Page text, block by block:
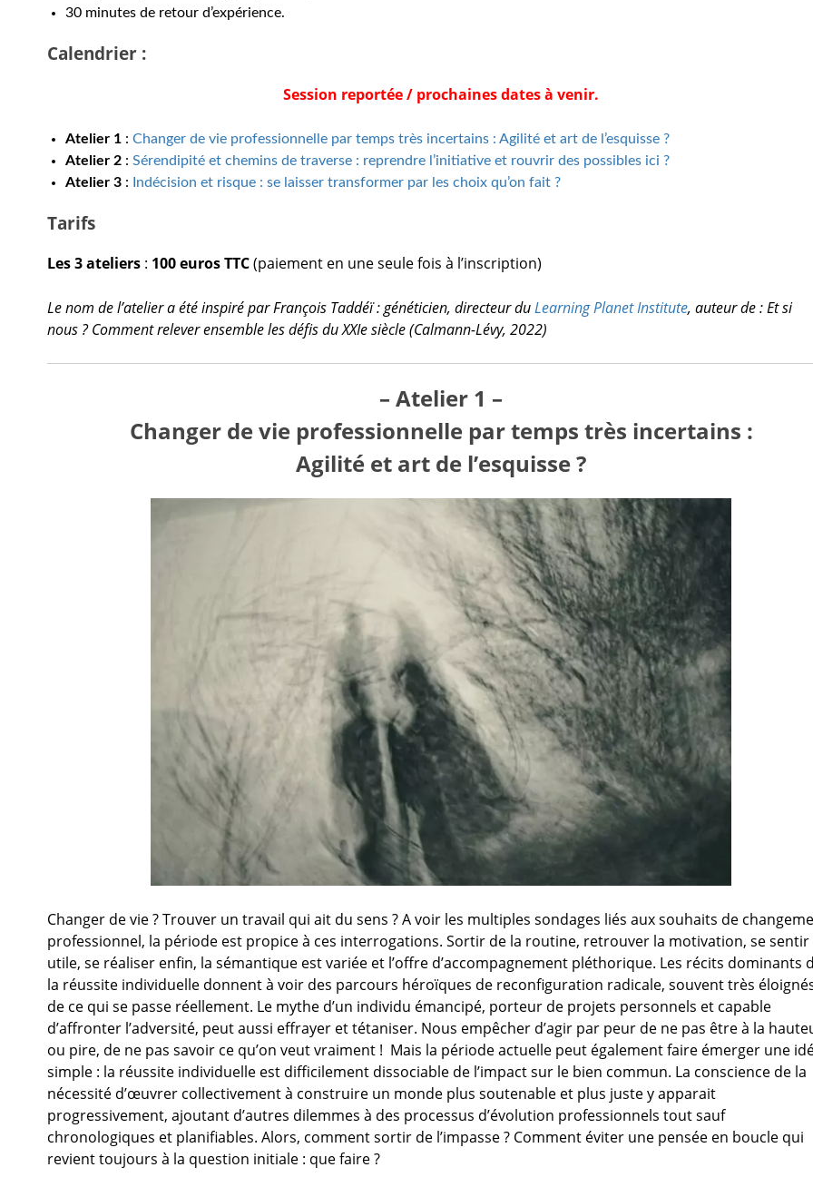
30 minutes de retour d’expérience.
Calendrier :
Session reportée / prochaines dates à venir.
Atelier 1 : Changer de vie professionnelle par temps très incertains : Agilité et art de l’esquisse ?
Atelier 2 : Sérendipité et chemins de traverse : reprendre l’initiative et rouvrir des possibles ici ?
Atelier 3 : Indécision et risque : se laisser transformer par les choix qu’on fait ?
Tarifs
Les 3 ateliers : 100 euros TTC(paiement en une seule fois à l’inscription)
Le nom de l’atelier a été inspiré parFrançois Taddéï: généticien, directeur duLearning Planet Institute, auteur de :Et si
nous ? Comment relever ensemble les défis du XXIe siècle(Calmann-Lévy, 2022)
– Atelier 1 –
Changer de vie professionnelle par temps très incertains :
Agilité et art de l’esquisse ?
Changer de vie ? Trouver un travail qui ait du sens ? A voir les multiples sondages liés aux souhaits de
professionnel, la période est propice à ces interrogations. Sortir de la routine, retrouver la motivation, se sentir
utile, se réaliser enfin, la sémantique est variée et l’offre d’accompagnement pléthorique. Les récits dominants
la réussite individuelle donnent à voir des parcours héroïques de reconfiguration radicale, souvent très
de ce qui se passe réellement. Le mythe d’un individu émancipé, porteur de projets personnels et capable
d’affronter l’adversité, peut aussi effrayer et tétaniser. Nous empêcher d’agir par peur de ne pas être à la
ou pire, de ne pas savoir ce qu’on veut vraiment ! Mais la période actuelle peut également faire émerger une
simple : la réussite individuelle est difficilement dissociable de l’impact sur le bien commun. La conscience de la
nécessité d’œuvrer collectivement à construire un monde plus soutenable et plus juste y apparait
progressivement, ajoutant d’autres dilemmes à des processus d’évolution professionnels tout sauf
chronologiques et planifiables. Alors, comment sortir de l’impasse ? Comment éviter une pensée en boucle qui
revient toujours à la question initiale : que faire ?